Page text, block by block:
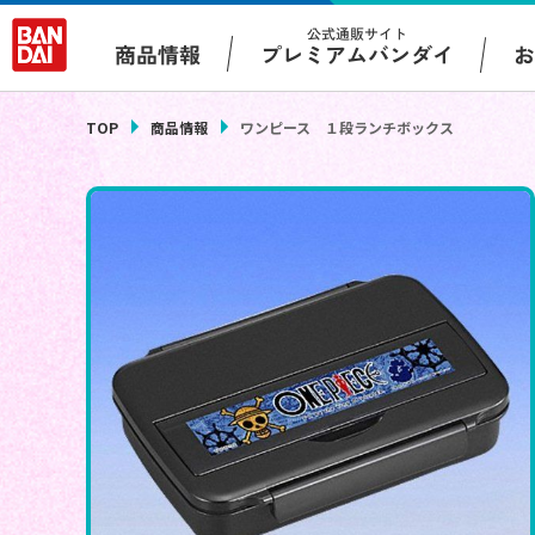
商品情報
公式通販サイト
プレミアムバンダイ
TOP 商品情報 ワンピース １段ランチボックス